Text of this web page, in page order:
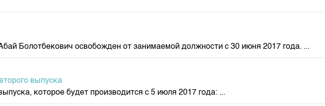
Болотбекович освобожден от занимаемой должности с 30 июня 2017 года. ...
выпуска
которое будет производится с 5 июля 2017 года: ...